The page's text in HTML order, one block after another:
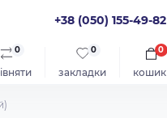
+38 (050) 155-49-82
0
закладки
0
кошик
0